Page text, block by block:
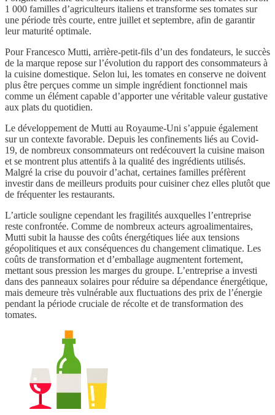
1 000 familles d’agriculteurs italiens et transforme ses tomates sur
une période très courte, entre juillet et septembre, afin de garantir
leur maturité optimale.
Pour Francesco Mutti, arrière-petit-fils d’un des fondateurs, le succès
de la marque repose sur l’évolution du rapport des consommateurs à
la cuisine domestique. Selon lui, les tomates en conserve ne doivent
plus être perçues comme un simple ingrédient fonctionnel mais
comme un élément capable d’apporter une véritable valeur gustative
aux plats du quotidien.
Le développement de Mutti au Royaume-Uni s’appuie également
sur un contexte favorable. Depuis les confinements liés au Covid-
19, de nombreux consommateurs ont redécouvert la cuisine maison
et se montrent plus attentifs à la qualité des ingrédients utilisés.
Malgré la crise du pouvoir d’achat, certaines familles préfèrent
investir dans de meilleurs produits pour cuisiner chez elles plutôt que
de fréquenter les restaurants.
L’article souligne cependant les fragilités auxquelles l’entreprise
reste confrontée. Comme de nombreux acteurs agroalimentaires,
Mutti subit la hausse des coûts énergétiques liée aux tensions
géopolitiques et aux conséquences du changement climatique. Les
coûts de transformation et d’emballage augmentent fortement,
mettant sous pression les marges du groupe. L’entreprise a investi
dans des panneaux solaires pour réduire sa dépendance énergétique,
mais demeure très vulnérable aux fluctuations des prix de l’énergie
pendant la période cruciale de récolte et de transformation des
tomates.